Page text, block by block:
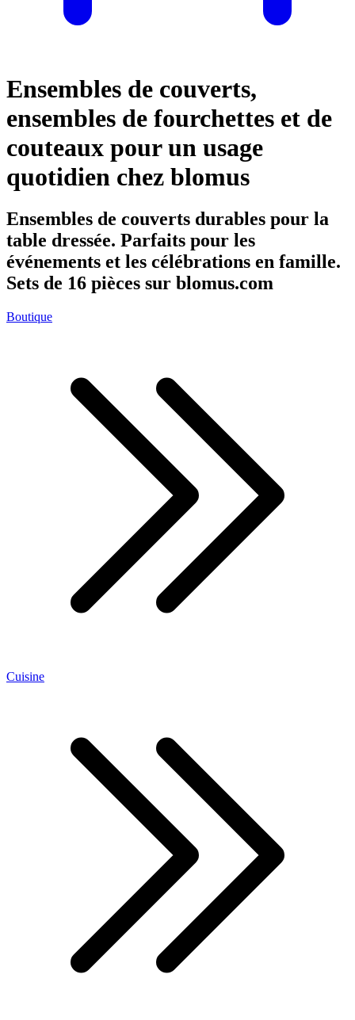
Ensembles de couverts,
ensembles de fourchettes et de
couteaux pour un usage
quotidien chez blomus
Ensembles de couverts durables pour la
table dressée. Parfaits pour les
événements et les célébrations en famille.
Sets de 16 pièces sur blomus.com
Boutique
Cuisine